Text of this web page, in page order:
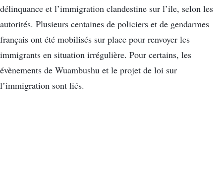
délinquance et l’immigration clandestine sur l’ile, selon les
autorités. Plusieurs centaines de policiers et de gendarmes
français ont été mobilisés sur place pour renvoyer les
immigrants en situation irrégulière. Pour certains, les
évènements de Wuambushu et le projet de loi sur
l’immigration sont liés.